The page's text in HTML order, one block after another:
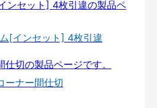
[インセット] 4枚引違
ーナー間仕切